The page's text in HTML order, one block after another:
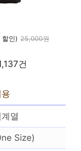
할인) 25,000원
건
열
Size)